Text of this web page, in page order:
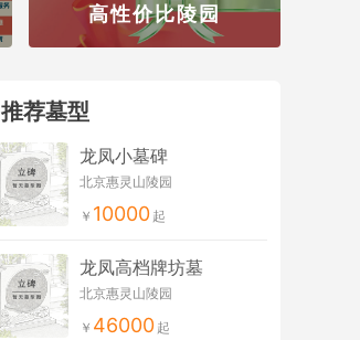
高性价比陵园
推荐墓型
龙凤小墓碑
北京惠灵山陵园
10000
龙凤高档牌坊墓
北京惠灵山陵园
46000